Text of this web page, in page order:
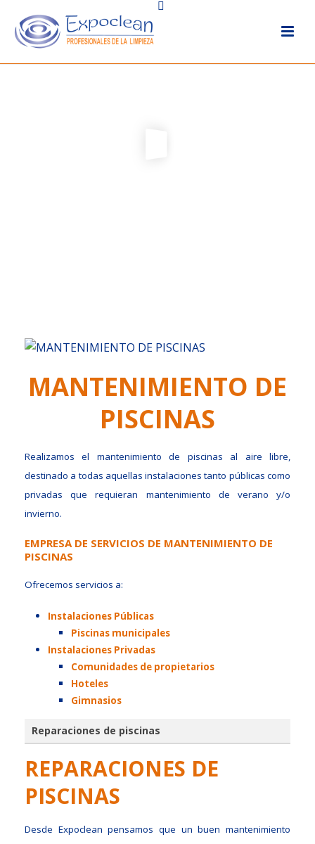
MANTENIMIENTO DE
PISCINAS
Realizamos el mantenimiento de piscinas al aire libre,
destinado a todas aquellas instalaciones tanto públicas como
privadas que requieran mantenimiento de verano y/o
invierno.
EMPRESA DE SERVICIOS DE MANTENIMIENTO DE
PISCINAS
Ofrecemos servicios a:
Instalaciones Públicas
Piscinas municipales
Instalaciones Privadas
Comunidades de propietarios
Hoteles
Gimnasios
Reparaciones de piscinas
REPARACIONES DE
PISCINAS
Desde Expoclean pensamos que un buen mantenimiento